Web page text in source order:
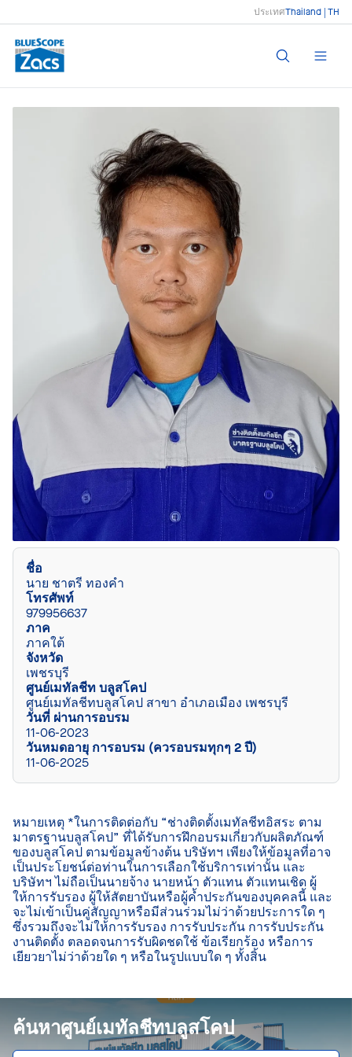
ประเทศThailand | TH
ชื่อ
นาย ชาตรี ทองคำ
โทรศัพท์
979956637
ภาค
ภาคใต้
จังหวัด
เพชรบุรี
ศูนย์เมทัลชีท บลูสโคป
ศูนย์เมทัลชีทบลูสโคป สาขา อำเภอเมือง เพชรบุรี
วันที่ ผ่านการอบรม
11-06-2023
วันหมดอายุ การอบรม (ควรอบรมทุกๆ 2 ปี)
11-06-2025
หมายเหตุ *ในการติดต่อกับ “ช่างติดตั้งเมทัลชีทอิสระ ตาม
มาตรฐานบลูสโคป” ที่ได้รับการฝึกอบรมเกี่ยวกับผลิตภัณฑ์
ของบลูสโคป ตามข้อมูลข้างต้น บริษัทฯ เพียงให้ข้อมูลที่อาจ
เป็นประโยชน์ต่อท่านในการเลือกใช้บริการเท่านั้น และ
บริษัทฯ ไม่ถือเป็นนายจ้าง นายหน้า ตัวแทน ตัวแทนเชิด ผู้
ให้การรับรอง ผู้ให้สัตยาบันหรือผู้ค้ำประกันของบุคคลนี้ และ
จะไม่เข้าเป็นคู่สัญญาหรือมีส่วนร่วมไม่ว่าด้วยประการใด ๆ
ซึ่งรวมถึงจะไม่ให้การรับรอง การรับประกัน การรับประกัน
งานติดตั้ง ตลอดจนการรับผิดชดใช้ ข้อเรียกร้อง หรือการ
เยียวยาไม่ว่าด้วยใด ๆ หรือในรูปแบบใด ๆ ทั้งสิ้น
ค้นหาศูนย์เมทัลชีทบลูสโคป